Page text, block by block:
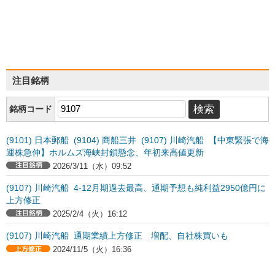
注目銘柄
銘柄コード
(9101) 日本郵船 (9104) 商船三井 (9107) 川崎汽船 【中東緊張で海
運株急伸】ホルムズ海峡封鎖懸念、年初来高値更新
2026/3/11（水）09:52
(9107) 川崎汽船 4-12月期過去最高、通期予想も純利益2950億円に
上方修正
2025/2/4（火）16:12
(9107) 川崎汽船 通期業績上方修正 増配、自社株買いも
2024/11/5（火）16:36